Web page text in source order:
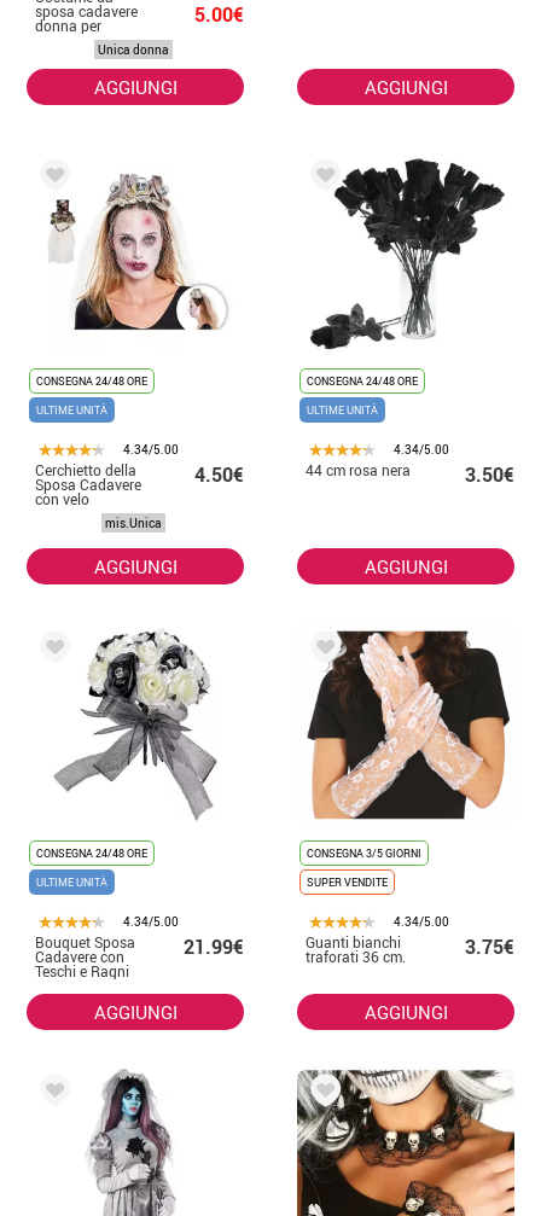
sposa cadavere
donna per
Halloween
5.00€
Unica donna
AGGIUNGI AGGIUNGI
CONSEGNA 24/48 ORE
ULTIME UNITÀ
4.34/5.00
Cerchietto della
Sposa Cadavere
con velo
4.50€
mis.Unica
AGGIUNGI
CONSEGNA 24/48 ORE
ULTIME UNITÀ
4.34/5.00
44 cm rosa nera 3.50€
AGGIUNGI
CONSEGNA 24/48 ORE
ULTIME UNITÀ
4.34/5.00
Bouquet Sposa
Cadavere con
Teschi e Ragni
21.99€
AGGIUNGI
CONSEGNA 3/5 GIORNI
SUPER VENDITE
4.34/5.00
Guanti bianchi
traforati 36 cm. 3.75€
AGGIUNGI